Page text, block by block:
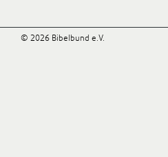
© 2026 Bibelbund e.V.